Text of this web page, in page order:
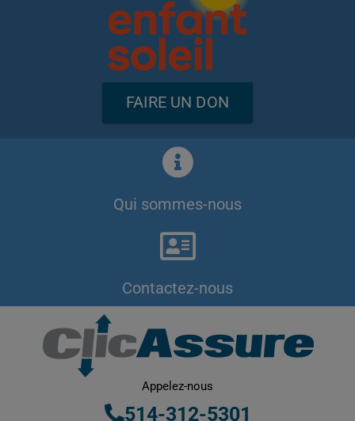
FAIRE UN DON
Qui sommes-nous
Contactez-nous
Appelez-nous
514-312-5301